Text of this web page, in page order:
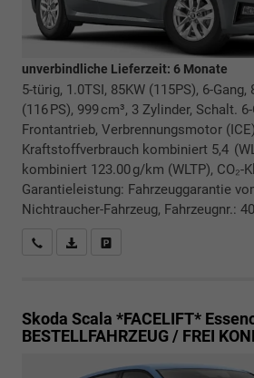
unverbindliche Lieferzeit: 6 Monate
5-türig, 1.0TSI, 85KW (115PS), 6-Gang,
(116 PS), 999 cm³, 3 Zylinder, Schalt. 6-
Frontantrieb, Verbrennungsmotor
Kraftstoffverbrauch kombiniert 5,4
kombiniert 123.00 g/km (WLTP), CO₂-
Garantieleistung: Fahrzeuggarantie
Nichtraucher-Fahrzeug, Fahrzeugnr.:
Rückrufbitte absenden
PDF-Datei, Fahrzeugexposé drucken
Skoda Scala *FACELIFT*
BESTELLFAHRZEUG / FREI